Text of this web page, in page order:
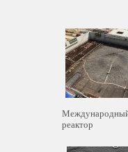
реактор